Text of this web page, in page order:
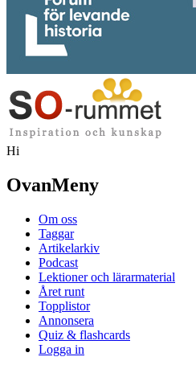
Hi
OvanMeny
Om oss
Taggar
Artikelarkiv
Podcast
Lektioner och lärarmaterial
Året runt
Topplistor
Annonsera
Quiz & flashcards
Logga in